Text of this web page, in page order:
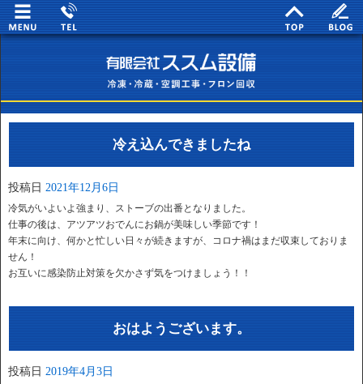
冷え込んできましたね
投稿日 2021年12月6日
冷気がいよいよ強まり、ストーブの出番となりました。
仕事の後は、アツアツおでんにお鍋が美味しい季節です！
年末に向け、何かと忙しい日々が続きますが、コロナ禍はまだ収束しておりま
せん！
お互いに感染防止対策を欠かさず気をつけましょう！！
おはようございます。
投稿日 2019年4月3日